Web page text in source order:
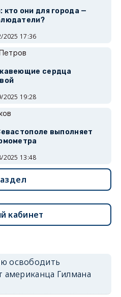
они для города —
2025 17:36
сердца
2025 19:28
выполняет
2025 13:48
кабинет
освободить
американца Гилмана